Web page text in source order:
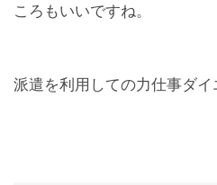
ころもいいですね。
派遣を利用しての力仕事ダイ